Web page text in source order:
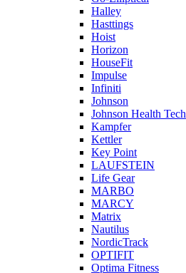
Halley
Hasttings
Hoist
Horizon
HouseFit
Impulse
Infiniti
Johnson
Johnson Health Tech
Kampfer
Kettler
Key Point
LAUFSTEIN
Life Gear
MARBO
MARCY
Matrix
Nautilus
NordicTrack
OPTIFIT
Optima Fitness